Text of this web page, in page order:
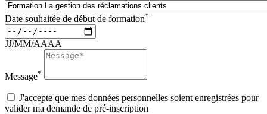
Date souhaitée de début de formation*
JJ/MM/AAAA
Message*
J'accepte que mes données personnelles soient enregistrées pour
valider ma demande de pré-inscription